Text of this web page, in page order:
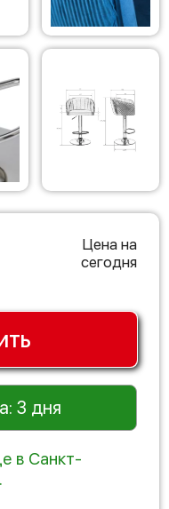
Цена на
сегодня
3 дня
в Санкт-